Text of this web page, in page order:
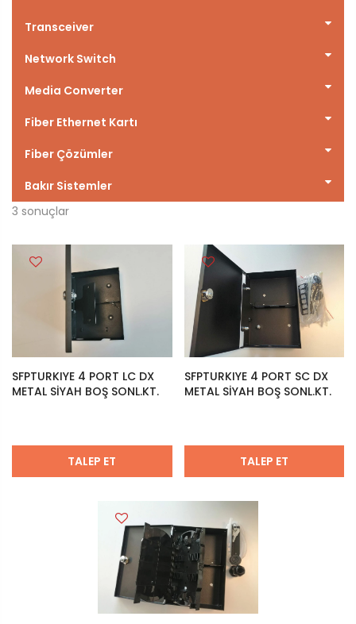
Transceiver
Network Switch
Media Converter
Fiber Ethernet Kartı
Fiber Çözümler
Bakır Sistemler
3 sonuçlar
SFPTURKIYE 4 PORT LC DX
METAL SİYAH BOŞ SONL.KT.
TALEP ET
SFPTURKIYE 4 PORT SC DX
METAL SİYAH BOŞ SONL.KT.
TALEP ET